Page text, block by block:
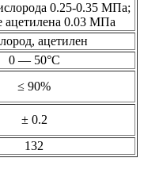
0.25-0.35 МПа;
ацетилена 0.03 МПа
ацетилен
0 — 50°С
≤ 90%
± 0.2
132